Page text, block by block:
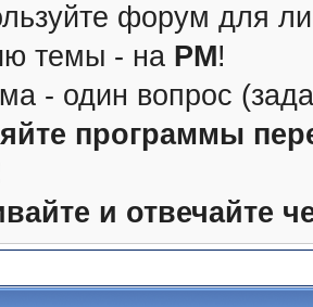
форум для
темы - на PM!
- один вопрос
программы
и отвечайте